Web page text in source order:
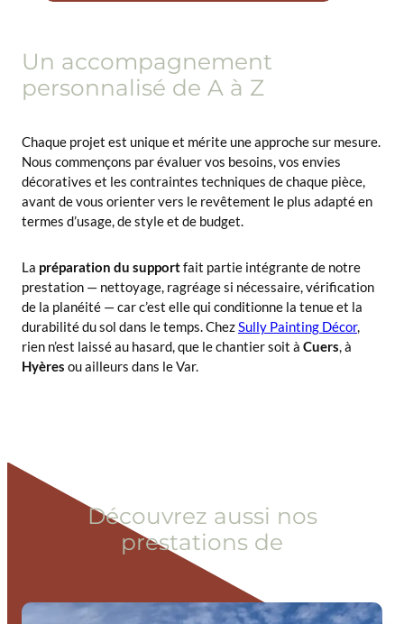
Un accompagnement
personnalisé de A à Z
Chaque projet est unique et mérite une approche sur mesure.
Nous commençons par évaluer vos besoins, vos envies
décoratives et les contraintes techniques de chaque pièce,
avant de vous orienter vers le revêtement le plus adapté en
termes d’usage, de style et de budget.
La préparation du supportfait partie intégrante de notre
prestation — nettoyage, ragréage si nécessaire, vérification
de la planéité — car c’est elle qui conditionne la tenue et la
durabilité du sol dans le temps. ChezSully Painting Décor,
rien n’est laissé au hasard, que le chantier soit à Cuers, à
Hyères ou ailleurs dans le Var.
Découvrez aussi nos
prestations de